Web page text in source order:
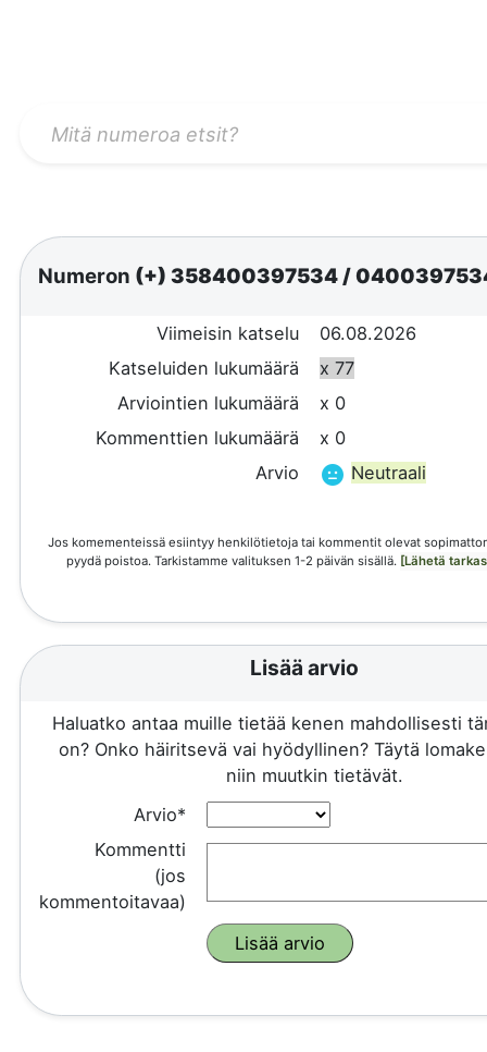
Numeron (+) 358400397534/
Viimeisin katselu
06.08.2026
Katseluiden lukumäärä
x 77
Arviointien lukumäärä
x 0
Kommenttien lukumäärä
x 0
Arvio
Neutraali
Jos komementeissä esiintyy henkilötietoja tai kommentit olevat
pyydä poistoa. Tarkistamme valituksen 1-2 päivän sisällä. [Lähetä
Lisää arvio
Haluatko antaa muille tietää kenen mahdollisesti
on? Onko häiritsevä vai hyödyllinen? Täytä
niin muutkin tietävät.
Arvio*
Kommentti
(jos
kommentoitavaa)